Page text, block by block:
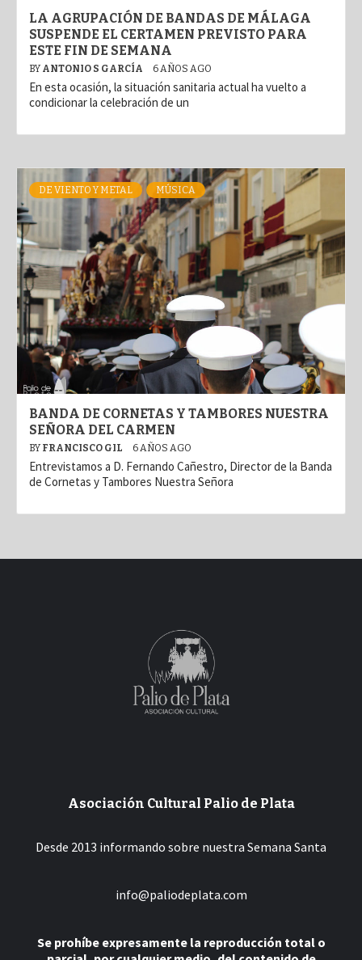
LA AGRUPACIÓN DE BANDAS DE MÁLAGA
SUSPENDE EL CERTAMEN PREVISTO PARA
ESTE FIN DE SEMANA
BY ANTONIO S GARCÍA 6 AÑOS AGO
En esta ocasión, la situación sanitaria actual ha vuelto a
condicionar la celebración de un
DE VIENTO Y METAL MÚSICA
BANDA DE CORNETAS Y TAMBORES NUESTRA
SEÑORA DEL CARMEN
BY FRANCISCO GIL 6 AÑOS AGO
Entrevistamos a D. Fernando Cañestro, Director de la Banda
de Cornetas y Tambores Nuestra Señora
Asociación Cultural Palio de Plata
Desde 2013 informando sobre nuestra Semana Santa
info@paliodeplata.com
Se prohíbe expresamente la reproducción total o